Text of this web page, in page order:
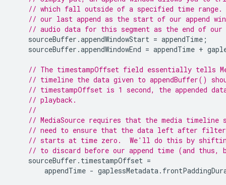
// which fall outside of a specified time
// our last append as the start of our append
// audio data for this segment as the end of our
sourceBuffer .appendWindowStart = appendTime ;
sourceBuffer .appendWindowEnd = appendTime +
// The timestampOffset field essentially tells
// timeline the data given to appendBuffer()
// timestampOffset is 1 second, the appended
// playback.
//
// MediaSource requires that the media timeline
// need to ensure that the data left after
// starts at time zero.  We'll do this by
// to discard before our append time (and thus,
sourceBuffer . timestampOffset =
appendTime - gaplessMetadata.